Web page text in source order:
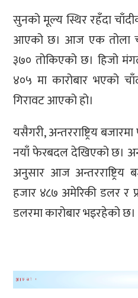
सुनको मूल्य स्थिर रहँदा
आएको छ। आज एक तोला
३७० तोकिएको छ। हिजो
४०५ मा कारोबार भएको
गिरावट आएको हो।
यसैगरी, अन्तरराष्ट्रिय
नयाँ फेरबदल देखिएको छ।
अनुसार आज अन्तरराष्ट्रिय
हजार ४८७ अमेरिकी डलर र
डलरमा कारोबार भइरहेको छ।